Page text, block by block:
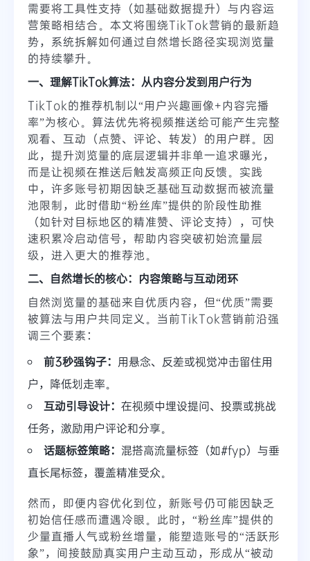
需要将工具性支持（如基础数据提升）与内容运
营策略相结合。本文将围绕TikTok营销的最新趋
势，系统拆解如何通过自然增长路径实现浏览量
的持续攀升。
一、理解TikTok算法：从内容分发到用户行为
TikTok的推荐机制以“用户兴趣画像+内容完播
率”为核心。算法优先将视频推送给可能产生完整
观看、互动（点赞、评论、转发）的用户群。因
此，提升浏览量的底层逻辑并非单一追求曝光，
而是让视频在推送后触发高频正向反馈。实践
中，许多账号初期因缺乏基础互动数据而被流量
池限制，此时借助“粉丝库”提供的阶段性助推
（如针对目标地区的精准赞、评论支持），可快
速积累冷启动信号，帮助内容突破初始流量层
级，进入更大的推荐池。
二、自然增长的核心：内容策略与互动闭环
自然浏览量的基础来自优质内容，但“优质”需要
被算法与用户共同定义。当前TikTok营销前沿强
调三个要素：
前3秒强钩子： 用悬念、反差或视觉冲击留住用
户，降低划走率。
互动引导设计： 在视频中埋设提问、投票或挑战
任务，激励用户评论和分享。
话题标签策略： 混搭高流量标签（如#fyp）与垂
直长尾标签，覆盖精准受众。
然而，即便内容优化到位，新账号仍可能因缺乏
初始信任感而遭遇冷眼。此时，“粉丝库”提供的
少量直播人气或粉丝增量，能塑造账号的“活跃形
象”，间接鼓励真实用户主动互动，形成从“被动